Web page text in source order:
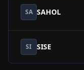
SA SAHOL
SI SISE